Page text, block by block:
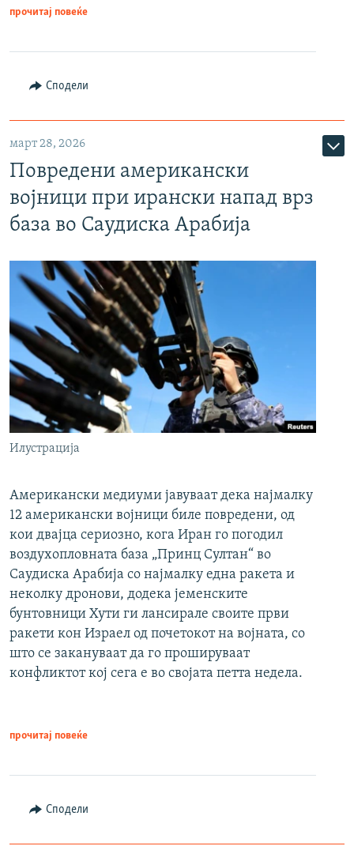
прочитај повеќе
Сподели
март 28, 2026
Повредени американски
војници при ирански напад врз
база во Саудиска Арабија
Илустрација
Американски медиуми јавуваат дека најмалку
12 американски војници биле повредени, од
кои двајца сериозно, кога Иран го погодил
воздухопловната база „Принц Султан“ во
Саудиска Арабија со најмалку една ракета и
неколку дронови, додека јеменските
бунтовници Хути ги лансирале своите први
ракети кон Израел од почетокот на војната, со
што се закануваат да го прошируваат
конфликтот кој сега е во својата петта недела.
прочитај повеќе
Сподели